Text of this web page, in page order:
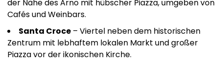
der Nähe des Arno mit hübscher Piazza, umgeben von
Cafés und Weinbars.
Santa Croce – Viertel neben dem historischen
Zentrum mit lebhaftem lokalen Markt und großer
Piazza vor der ikonischen Kirche.